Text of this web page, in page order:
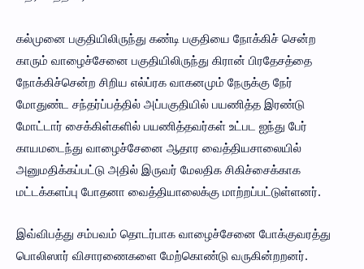
கல்முனை பகுதியிலிருந்து கண்டி பகுதியை நோக்கிச் சென்ற
காரும் வாழைச்சேனை பகுதியிலிருந்து கிரான் பிரதேசத்தை
நோக்கிச்சென்ற சிறிய எல்ப்ரக வாகனமும் நேருக்கு நேர்
மோதுண்ட சந்தர்ப்பத்தில் அப்பகுதியில் பயணித்த இரண்டு
மோட்டார் சைக்கிள்களில் பயணித்தவர்கள் உட்பட ஐந்து பேர்
காயமடைந்து வாழைச்சேனை ஆதார வைத்தியசாலையில்
அனுமதிக்கப்பட்டு அதில் இருவர் மேலதிக சிகிச்சைக்காக
மட்டக்களப்பு போதனா வைத்தியாலைக்கு மாற்றப்பட்டுள்ளனர்.
இவ்விபத்து சம்பவம் தொடர்பாக வாழைச்சேனை போக்குவரத்து
பொலிஸார் விசாரணைகளை மேற்கொண்டு வருகின்றறனர்.